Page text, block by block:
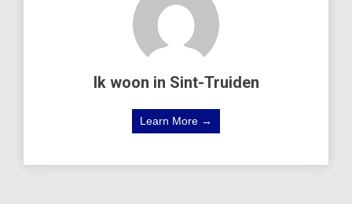
Ik woon in Sint-Truiden
Learn More →